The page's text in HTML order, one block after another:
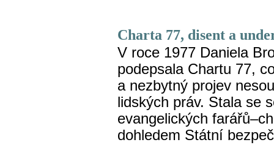
Charta 77, disent a
V roce 1977 Daniela
podepsala Chartu 77,
a nezbytný projev
lidských práv. Stala se
evangelických
dohledem Státní